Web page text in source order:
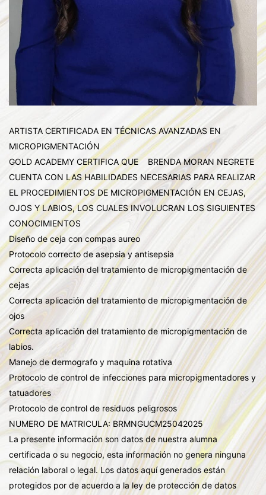
ARTISTA CERTIFICADA EN TÉCNICAS AVANZADAS EN
MICROPIGMENTACIÓN
GOLD ACADEMY CERTIFICA QUE BRENDA MORAN NEGRETE
CUENTA CON LAS HABILIDADES NECESARIAS PARA REALIZAR
EL PROCEDIMIENTOS DE MICROPIGMENTACIÓN EN CEJAS,
OJOS Y LABIOS, LOS CUALES INVOLUCRAN LOS SIGUIENTES
CONOCIMIENTOS
Diseño de ceja con compas aureo
Protocolo correcto de asepsia y antisepsia
Correcta aplicación del tratamiento de micropigmentación de
cejas
Correcta aplicación del tratamiento de micropigmentación de
ojos
Correcta aplicación del tratamiento de micropigmentación de
labios.
Manejo de dermografo y maquina rotativa
Protocolo de control de infecciones para micropigmentadores y
tatuadores
Protocolo de control de residuos peligrosos
NUMERO DE MATRICULA: BRMNGUCM25042025
La presente información son datos de nuestra alumna
certificada o su negocio, esta información no genera ninguna
relación laboral o legal. Los datos aquí generados están
protegidos por de acuerdo a la ley de protección de datos